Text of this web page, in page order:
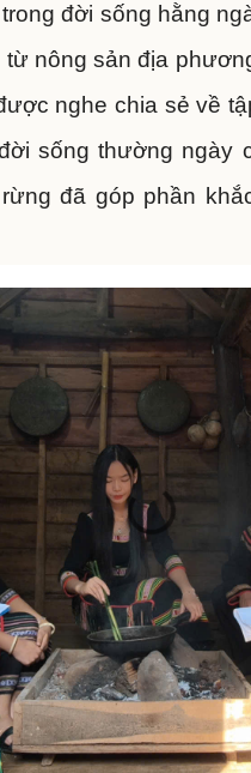
đời sống hằng
nông sản địa
nghe chia sẻ về
sống thường
đã góp phần